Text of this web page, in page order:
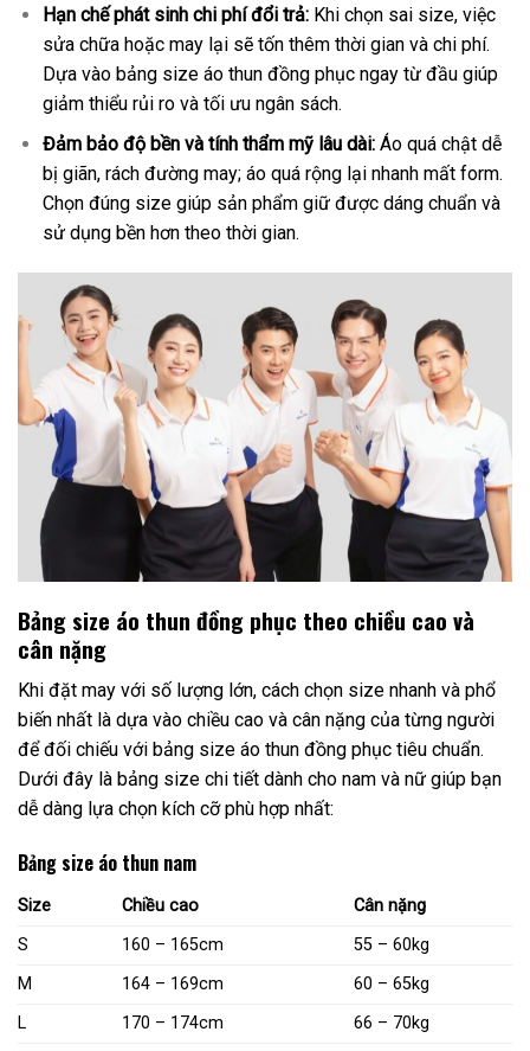
Hạn chế phát sinh chi phí đổi trả:Khi chọn sai size, việc
sửa chữa hoặc may lại sẽ tốn thêm thời gian và chi phí.
Dựa vào bảng size áo thun đồng phục ngay từ đầu giúp
giảm thiểu rủi ro và tối ưu ngân sách.
Đảm bảo độ bền và tính thẩm mỹ lâu dài:Áo quá chật dễ
bị giãn, rách đường may; áo quá rộng lại nhanh mất form.
Chọn đúng size giúp sản phẩm giữ được dáng chuẩn và
sử dụng bền hơn theo thời gian.
Bảng size áo thun đồng phục theo chiều cao và
cân nặng
Khi đặt may với số lượng lớn, cách chọn size nhanh và phổ
biến nhất là dựa vào chiều cao và cân nặng của từng người
để đối chiếu với bảng size áo thun đồng phục tiêu chuẩn.
Dưới đây là bảng size chi tiết dành cho nam và nữ giúp bạn
dễ dàng lựa chọn kích cỡ phù hợp nhất:
Bảng size áo thun nam
Size Chiều cao
Cân nặng
S
160 – 165cm
55 – 60kg
M
164 – 169cm
60 – 65kg
L
170 – 174cm 66 – 70kg